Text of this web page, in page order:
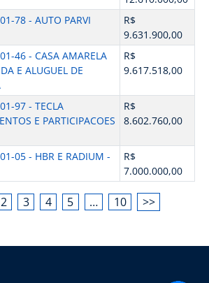
78 - AUTO PARVI
R$
9.631.900,00
46 - CASA AMARELA
E ALUGUEL DE
R$
9.617.518,00
97 - TECLA
E PARTICIPACOES
R$
8.602.760,00
05 - HBR E RADIUM -
R$
7.000.000,00
2 3 4 5 … 10 >>